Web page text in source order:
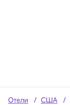
Отели / США /